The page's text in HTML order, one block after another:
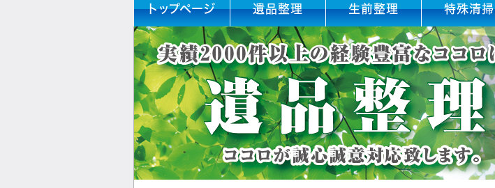
トップページ 遺品整理 生前整理 特殊清掃